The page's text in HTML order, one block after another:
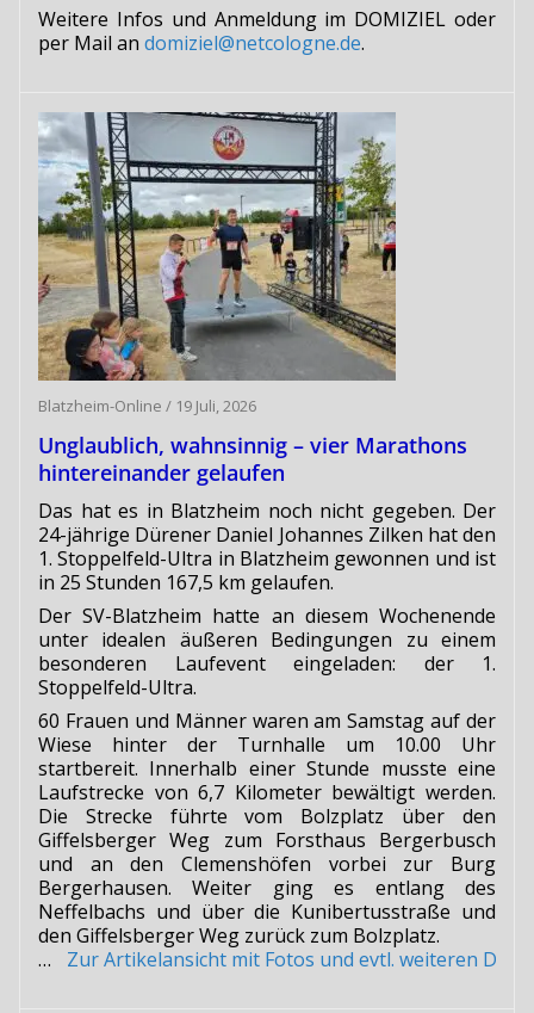
Weitere Infos und Anmeldung im DOMIZIEL oder
per Mail an domiziel@netcologne.de.
Blatzheim-Online / 19 Juli, 2026
Unglaublich, wahnsinnig – vier Marathons
hintereinander gelaufen
Das hat es in Blatzheim noch nicht gegeben. Der
24-jährige Dürener Daniel Johannes Zilken hat den
1. Stoppelfeld-Ultra in Blatzheim gewonnen und ist
in 25 Stunden 167,5 km gelaufen.
Der SV-Blatzheim hatte an diesem Wochenende
unter idealen äußeren Bedingungen zu einem
besonderen Laufevent eingeladen: der 1.
Stoppelfeld-Ultra.
60 Frauen und Männer waren am Samstag auf der
Wiese hinter der Turnhalle um 10.00 Uhr
startbereit. Innerhalb einer Stunde musste eine
Laufstrecke von 6,7 Kilometer bewältigt werden.
Die Strecke führte vom Bolzplatz über den
Giffelsberger Weg zum Forsthaus Bergerbusch
und an den Clemenshöfen vorbei zur Burg
Bergerhausen. Weiter ging es entlang des
Neffelbachs und über die Kunibertusstraße und
den Giffelsberger Weg zurück zum Bolzplatz.
…Zur Artikelansicht mit Fotos und evtl. weiteren